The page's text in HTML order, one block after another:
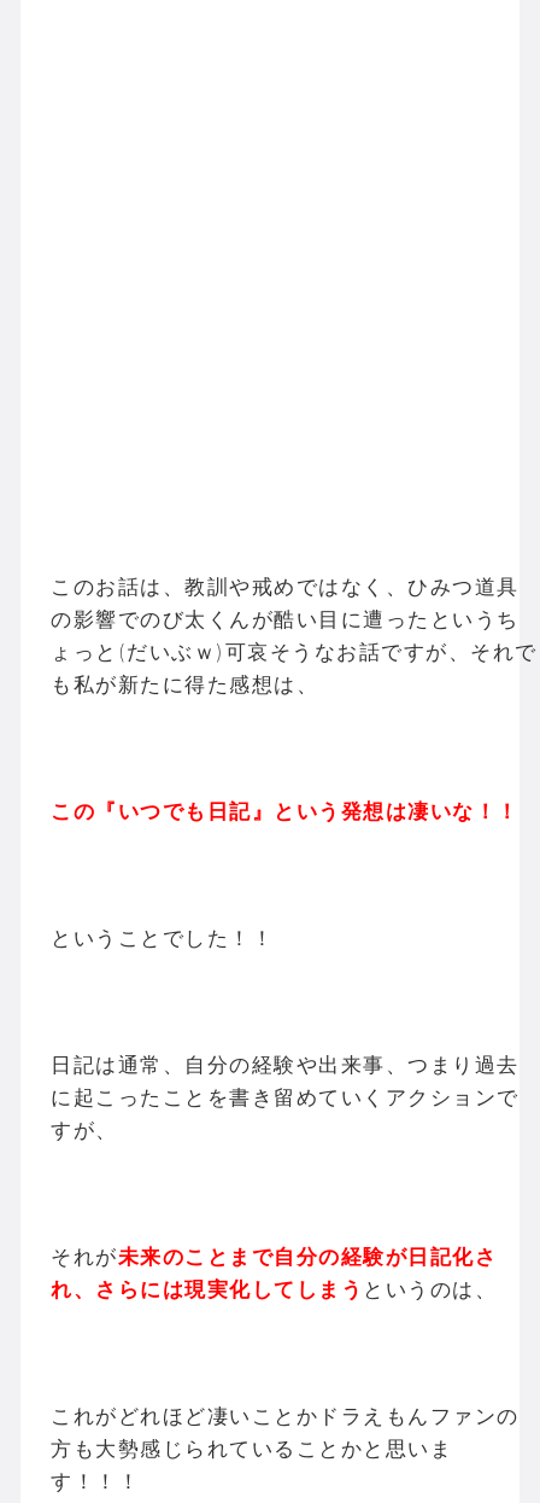
このお話は、教訓や戒めではなく、ひみつ道具
の影響でのび太くんが酷い目に遭ったというち
ょっと(だいぶｗ)可哀そうなお話ですが、それで
も私が新たに得た感想は、
この『いつでも日記』という発想は凄いな！！
ということでした！！
日記は通常、自分の経験や出来事、つまり過去
に起こったことを書き留めていくアクションで
すが、
それが未来のことまで自分の経験が日記化さ
れ、さらには現実化してしまう というのは、
これがどれほど凄いことかドラえもんファンの
方も大勢感じられていることかと思いま
す！！！